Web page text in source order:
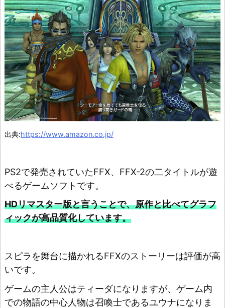
出典:https://www.amazon.co.jp/
PS2で発売されていたFFⅩ、FFX-2の二タイトルが遊
べるゲームソフトです。
HDリマスター版と言うことで、原作と比べてグラフ
ィックが高品質化しています。
スピラを舞台に描かれるFFⅩのストーリーは評価が高
いです。
ゲームの主人公はティーダになりますが、ゲーム内
での物語の中心人物は召喚士であるユウナになりま